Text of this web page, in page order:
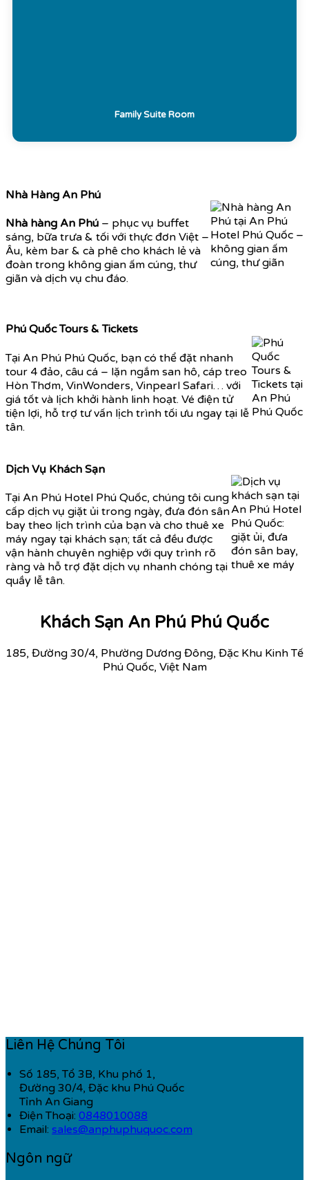
Family Suite Room
Nhà Hàng An Phú
Nhà hàng An Phú – phục vụ buffet
sáng, bữa trưa & tối với thực đơn Việt –
Âu, kèm bar & cà phê cho khách lẻ và
đoàn trong không gian ấm cúng, thư
giãn và dịch vụ chu đáo.
Phú Quốc Tours & Tickets
Tại An Phú Phú Quốc, bạn có thể đặt nhanh
tour 4 đảo, câu cá – lặn ngắm san hô, cáp treo
Hòn Thơm, VinWonders, Vinpearl Safari… với
giá tốt và lịch khởi hành linh hoạt. Vé điện tử
tiện lợi, hỗ trợ tư vấn lịch trình tối ưu ngay tại lễ
tân.
Dịch Vụ Khách Sạn
Tại An Phú Hotel Phú Quốc, chúng tôi cung
cấp dịch vụ giặt ủi trong ngày, đưa đón sân
bay theo lịch trình của bạn và cho thuê xe
máy ngay tại khách sạn; tất cả đều được
vận hành chuyên nghiệp với quy trình rõ
ràng và hỗ trợ đặt dịch vụ nhanh chóng tại
quầy lễ tân.
Khách Sạn An Phú Phú Quốc
185, Đường 30/4, Phường Dương Đông, Đặc Khu Kinh Tế
Phú Quốc, Việt Nam
Liên Hệ Chúng Tôi
Số 185, Tổ 3B, Khu phố 1,
Đường 30/4, Đặc khu Phú Quốc
Tỉnh An Giang
Điện Thoại: 0848010088
Email: sales@anphuphuquoc.com
Ngôn ngữ